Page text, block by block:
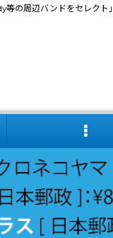
の周辺バンドをセレクト」